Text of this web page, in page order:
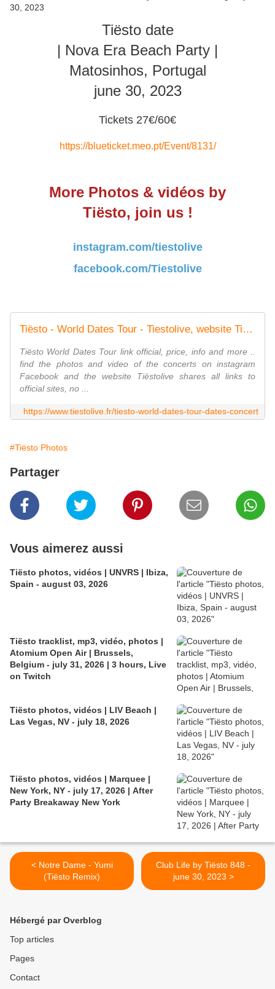
Tiësto date
| Nova Era Beach Party |
Matosinhos, Portugal
june 30, 2023
Tickets 27€/60€
https://blueticket.meo.pt/Event/8131/
More Photos & vidéos by
Tiësto, join us !
instagram.com/tiestolive
facebook.com/Tiestolive
Tiësto - World Dates Tour - Tiestolive, website Tiesto
Tiësto World Dates Tour link official, price, info and more ..
find the photos and video of the concerts on instagram
Facebook and the website Tiëstolive shares all links to
official sites, no ...
https://www.tiestolive.fr/tiesto-world-dates-tour-dates-concert
#Tiësto Photos
Partager
Vous aimerez aussi
Tiësto photos, vidéos | UNVRS | Ibiza,
Spain - august 03, 2026
Tiësto tracklist, mp3, vidéo, photos |
Atomium Open Air | Brussels,
Belgium - july 31, 2026 | 3 hours, Live
on Twitch
Tiësto photos, vidéos | LIV Beach |
Las Vegas, NV - july 18, 2026
Tiësto photos, vidéos | Marquee |
New York, NY - july 17, 2026 | After
Party Breakaway New York
< Notre Dame - Yumi
(Tiësto Remix)
Club Life by Tiësto 848 -
june 30, 2023 >
Hébergé par Overblog
Top articles
Pages
Contact